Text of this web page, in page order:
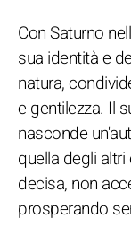
Con Saturno
sua identità e
natura,
e gentilezza. Il
nasconde
quella degli
decisa, non
prosperando